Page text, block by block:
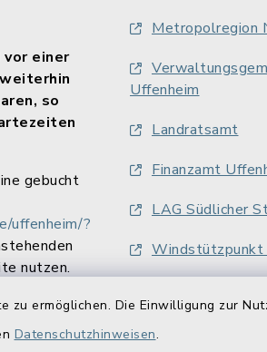
zu ermöglichen. Die Einwilligung zur
Datenschutzhinweisen.
einer
so
gebucht
uffenheim/?
nutzen.
Metropolregion
Uffenheim
Landratsamt
Finanzamt
LAG Südlicher
Windstützpunkt